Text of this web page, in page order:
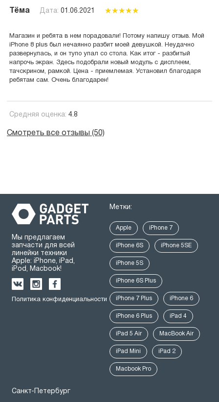
Тёма Дата: 01.06.2021
Магазин и ребята в нем порадовали! Потому напишу отзыв. Мой
iPhone 8 plus был нечаянно разбит моей девушкой. Неудачно
развернулась, и он тупо упал со стола. Как итог - разбитый
напрочь экран. Здесь подобрали новый модуль с дисплеем,
тачскрином, рамкой. Цена - приемлемая. Установил благодаря
ребятам сам. Очень благодарен!
Средняя оценка: 4.8
Смотреть все отзывы (50)
Мы предлагаем
запчасти для всей
линейки техники
Apple: iPhone, iPad,
iPod, Macbook!
Политика конфиденциальности
Метки:
Apple iPhone 7
iPhone 6S iPhone 5SE
iPhone 5S
iPhone 6S Plus
iPhone 7 Plus iPhone 6
iPhone 6 Plus iPad 4
iPad 5 Air MacBook Air
iPad Mini iPad 2
Macbook Pro
Санкт-Петербург